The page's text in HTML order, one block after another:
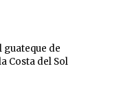
guateque de
Costa del Sol